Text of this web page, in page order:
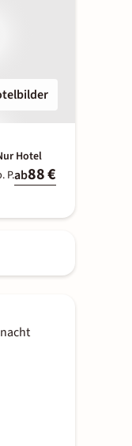
Hotel
P.ab88 €